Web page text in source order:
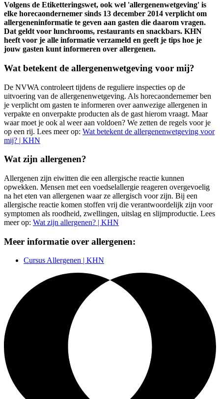
Volgens de Etiketteringswet, ook wel 'allergenenwetgeving' is
elke horecaondernemer sinds 13 december 2014 verplicht om
allergeneninformatie te geven aan gasten die daarom vragen.
Dat geldt voor lunchrooms, restaurants en snackbars. KHN
heeft voor je alle informatie verzameld en geeft je tips hoe je
jouw gasten kunt informeren over allergenen.
Wat betekent de allergenenwetgeving voor mij?
De NVWA controleert tijdens de reguliere inspecties op de
uitvoering van de allergenenwetgeving. Als horecaondernemer ben
je verplicht om gasten te informeren over aanwezige allergenen in
verpakte en onverpakte producten als de gast hierom vraagt. Maar
waar moet je ook al weer aan voldoen? We zetten de regels voor je
op een rij. Lees meer op: Wat betekent de allergenenwetgeving voor
mij? | KHN
Wat zijn allergenen?
Allergenen zijn eiwitten die een allergische reactie kunnen
opwekken. Mensen met een voedselallergie reageren overgevoelig
na het eten van allergenen waar ze allergisch voor zijn. Bij een
allergische reactie komen stoffen vrij die verantwoordelijk zijn voor
symptomen als roodheid, zwellingen, uitslag en slijmproductie. Lees
meer op: Wat zijn allergenen? | KHN
Meer informatie over allergenen:
Cursus Allergenen | KHN